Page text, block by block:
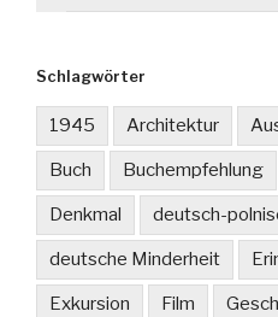
Schlagwörter
1945 Architektur
Buch Buchempfehlung
Denkmal deutsch-
deutsche Minderheit
Exkursion Film